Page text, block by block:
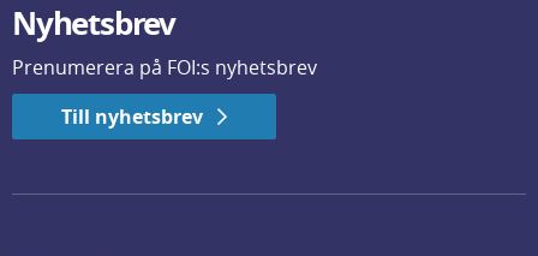
Nyhetsbrev
Prenumerera på FOI:s nyhetsbrev
Till nyhetsbrev